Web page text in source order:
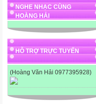
NGHE NHẠC CÙNG
HOÀNG HẢI
HỖ TRỢ TRỰC TUYẾN
(Hoàng Văn Hải 0977395928)